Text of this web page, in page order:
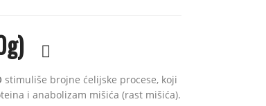
stimuliše brojne ćelijske procese, koji
i anabolizam mišića (rast mišića).